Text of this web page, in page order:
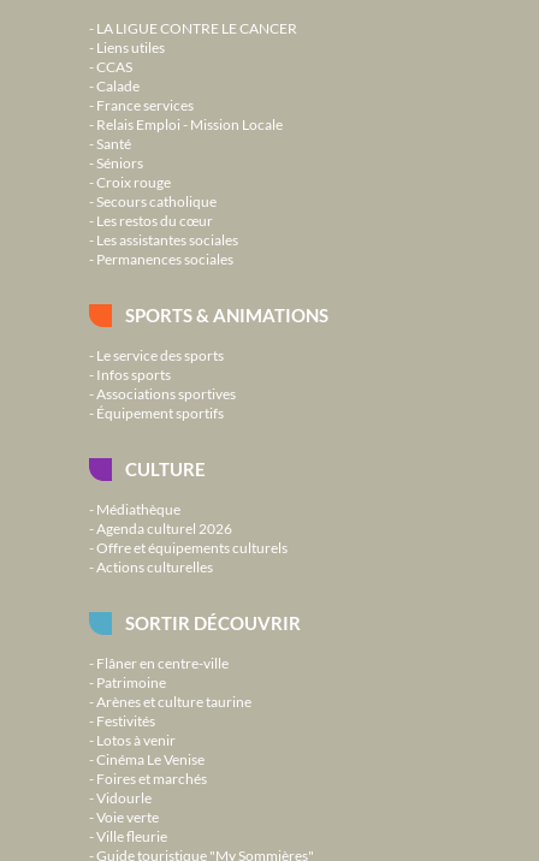
LA LIGUE CONTRE LE CANCER
Liens utiles
CCAS
Calade
France services
Relais Emploi - Mission Locale
Santé
Séniors
Croix rouge
Secours catholique
Les restos du cœur
Les assistantes sociales
Permanences sociales
SPORTS & ANIMATIONS
Le service des sports
Infos sports
Associations sportives
Équipement sportifs
CULTURE
Médiathèque
Agenda culturel 2026
Offre et équipements culturels
Actions culturelles
SORTIR DÉCOUVRIR
Flâner en centre-ville
Patrimoine
Arènes et culture taurine
Festivités
Lotos à venir
Cinéma Le Venise
Foires et marchés
Vidourle
Voie verte
Ville fleurie
Guide touristique "My Sommières"